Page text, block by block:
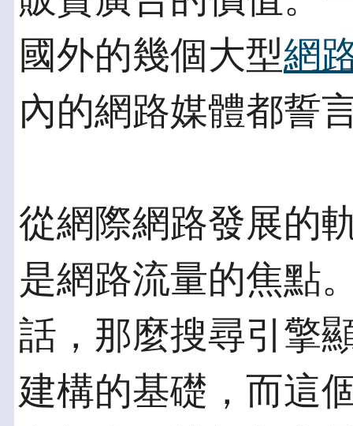
國外的幾個大型網
內的網路媒體都誓
從網際網路發展的
是網路流量的焦點
話，那麼搜尋引擎
建構的基礎，而這